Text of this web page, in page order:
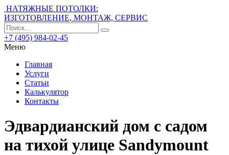
НАТЯЖНЫЕ ПОТОЛКИ:
ИЗГОТОВЛЕНИЕ, МОНТАЖ, СЕРВИС
+7 (495) 984-02-45
Меню
Главная
Услуги
Статьи
Калькулятор
Контакты
Эдвардианский дом с садом
на тихой улице Sandymount